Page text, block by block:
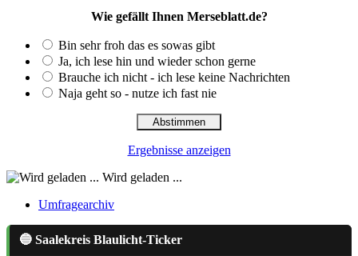
Wie gefällt Ihnen Merseblatt.de?
Bin sehr froh das es sowas gibt
Ja, ich lese hin und wieder schon gerne
Brauche ich nicht - ich lese keine Nachrichten
Naja geht so - nutze ich fast nie
Ergebnisse anzeigen
Wird geladen ...
Umfragearchiv
🔵 Saalekreis Blaulicht-Ticker